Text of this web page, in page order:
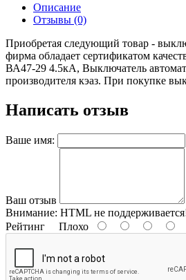
Описание
Отзывы (0)
Приобретая следующий товар -
фирма обладает сертификатом
ВА47-29 4.5кА, Выключатель
производителя кэаз. При покупке
Написать отзыв
Ваше имя:
Ваш отзыв
Внимание: HTML не
Рейтинг Плохо